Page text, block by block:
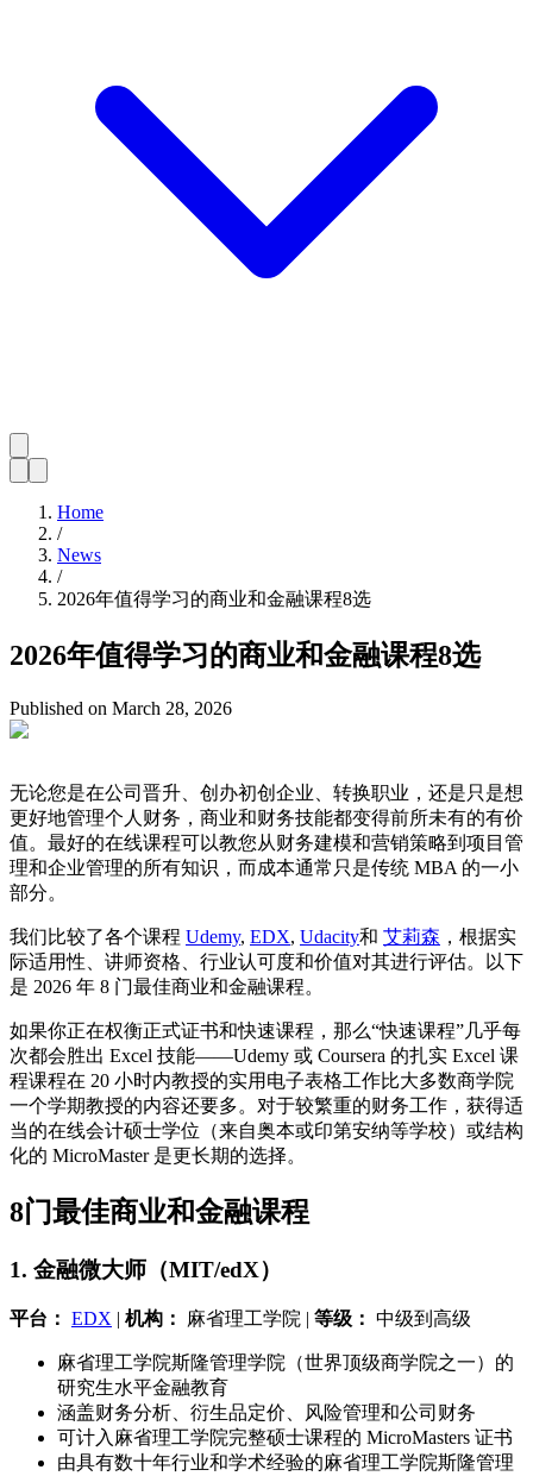
Home
/
News
/
2026年值得学习的商业和金融课程8选
2026年值得学习的商业和金融课程8选
Published on March 28, 2026
无论您是在公司晋升、创办初创企业、转换职业，还是只是想
更好地管理个人财务，商业和财务技能都变得前所未有的有价
值。最好的在线课程可以教您从财务建模和营销策略到项目管
理和企业管理的所有知识，而成本通常只是传统 MBA 的一小
部分。
我们比较了各个课程 Udemy, EDX, Udacity和 艾莉森 ，根据实
际适用性、讲师资格、行业认可度和价值对其进行评估。以下
是 2026 年 8 门最佳商业和金融课程。
如果你正在权衡正式证书和快速课程，那么“快速课程”几乎每
次都会胜出 Excel 技能——Udemy 或 Coursera 的扎实 Excel 课
程课程在 20 小时内教授的实用电子表格工作比大多数商学院
一个学期教授的内容还要多。对于较繁重的财务工作，获得适
当的在线会计硕士学位（来自奥本或印第安纳等学校）或结构
化的 MicroMaster 是更长期的选择。
8门最佳商业和金融课程
1. 金融微大师（MIT/edX）
平台： EDX | 机构： 麻省理工学院 | 等级： 中级到高级
麻省理工学院斯隆管理学院（世界顶级商学院之一）的
研究生水平金融教育
涵盖财务分析、衍生品定价、风险管理和公司财务
可计入麻省理工学院完整硕士课程的 MicroMasters 证书
由具有数十年行业和学术经验的麻省理工学院斯隆管理